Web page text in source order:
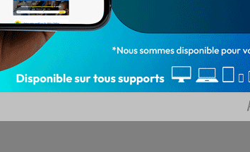
de Kohè dans la Commune Agoè-nyiévé 5 ...